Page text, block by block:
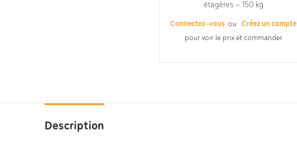
étagères – 150 kg
Connectez-vous ou
Créez un compte
pour voir le prix et commander.
Description